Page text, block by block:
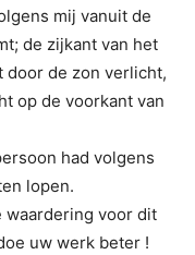
mij vanuit de
de zijkant van het
door de zon verlicht,
op de voorkant van
had volgens
lopen.
waardering voor dit
uw werk beter !